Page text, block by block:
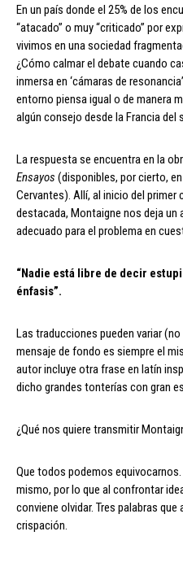
En un país donde el 25% de los
“atacado” o muy “criticado” por
vivimos en una sociedad
¿Cómo calmar el debate cuando
inmersa en ‘cámaras de
entorno piensa igual o de manera
algún consejo desde la Francia del
La respuesta se encuentra en la
Ensayos (disponibles, por cierto,
Cervantes). Allí, al inicio del
destacada, Montaigne nos deja
adecuado para el problema en
“Nadie está libre de decir
énfasis”.
Las traducciones pueden variar
mensaje de fondo es siempre el
autor incluye otra frase en latín
dicho grandes tonterías con gran
¿Qué nos quiere transmitir
Que todos podemos
mismo, por lo que al confrontar
conviene olvidar. Tres palabras
crispación.